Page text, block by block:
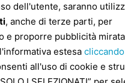
dell'utente, saranno
, anche di terze parti, per
e proporre pubblicità
estesa
all'uso di cookie e